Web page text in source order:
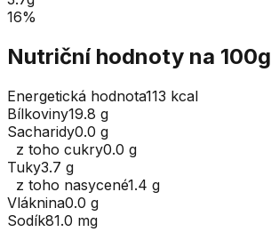
16%
Nutriční hodnoty na 100g
Energetická hodnota113 kcal
Bílkoviny19.8 g
Sacharidy0.0 g
z toho cukry0.0 g
Tuky3.7 g
z toho nasycené1.4 g
Vláknina0.0 g
Sodík81.0 mg